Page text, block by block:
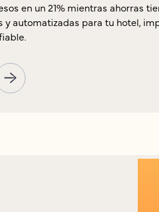
en un 21% mientras ahorras
automatizadas para tu hotel,